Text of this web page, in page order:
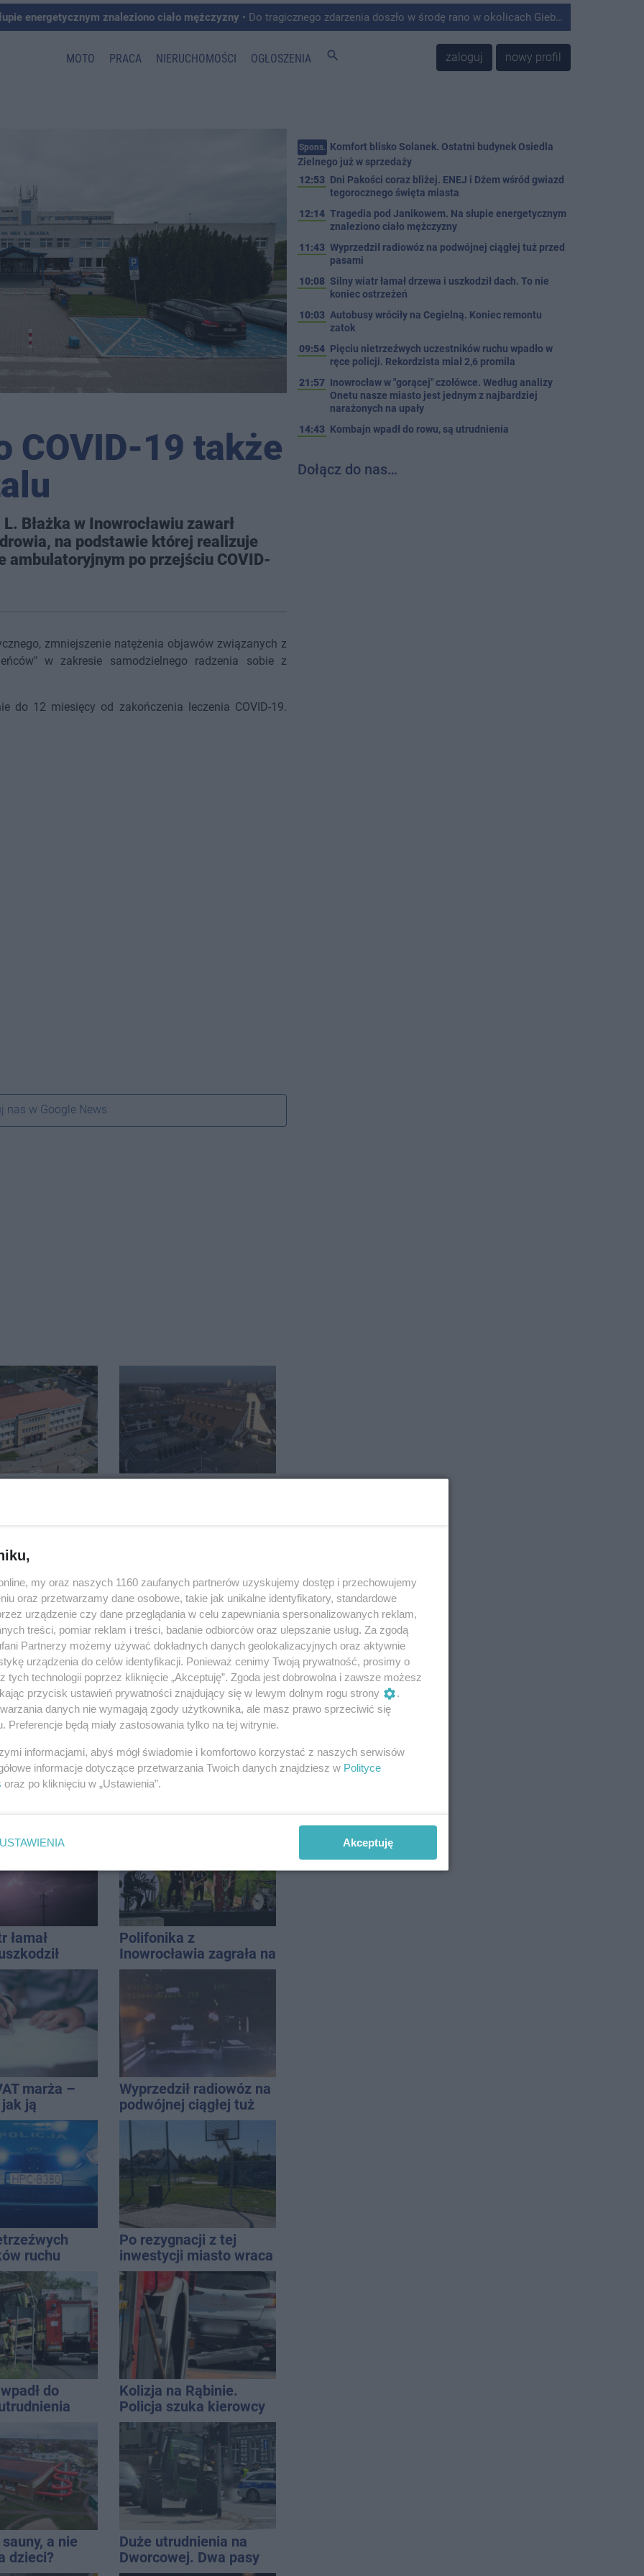
energetycznym znaleziono ciało mężczyzny • Do tragicznego zdarzenia doszło w środę rano w okolicach Giebni koło Janikowa. Wówczas na słupie energetycznym odnaleziono ciało mężczyzny.
MOTO PRACA NIERUCHOMOŚCI OGŁOSZENIA search zaloguj nowy profil
COVID-19 także
Błażka w Inowrocławiu zawarł
na podstawie której realizuje
po przejściu COVID-
zmniejszenie natężenia objawów związanych z
w zakresie samodzielnego radzenia sobie z
do 12 miesięcy od zakończenia leczenia COVID-19.
nas w Google News
sali
Hala się zmienia.
ucierpiał
była
strażaków
Reklamy w centrum.
Jego zdaniem Marcin
Wroński jest w błędzie
[akt.]
na
Ruszyła modernizacja
łamał
koniec
Polifonika z
Inowrocławia zagrała na
Harendzie. Muzyczny
hołd dla Jana
marża –
ją
jak rozliczyć
Wyprzedził radiowóz na
podwójnej ciągłej tuż
przed pasami
ruchu
policji.
miał 2,6
Po rezygnacji z tej
inwestycji miasto wraca
do tematu
do
Kolizja na Rąbinie.
Policja szuka kierowcy
Golfa
a nie
dzieci?
Duże utrudnienia na
Dworcowej. Dwa pasy
Spons. Komfort blisko Solanek. Ostatni budynek Osiedla
Zielnego już w sprzedaży
12:53 Dni Pakości coraz bliżej. ENEJ i Dżem wśród gwiazd
tegorocznego święta miasta
12:14 Tragedia pod Janikowem. Na słupie energetycznym
znaleziono ciało mężczyzny
11:43 Wyprzedził radiowóz na podwójnej ciągłej tuż przed
pasami
10:08 Silny wiatr łamał drzewa i uszkodził dach. To nie
koniec ostrzeżeń
10:03 Autobusy wróciły na Cegielną. Koniec remontu
zatok
09:54 Pięciu nietrzeźwych uczestników ruchu wpadło w
ręce policji. Rekordzista miał 2,6 promila
21:57 Inowrocław w "gorącej" czołówce. Według analizy
Onetu nasze miasto jest jednym z najbardziej
narażonych na upały
14:43 Kombajn wpadł do rowu, są utrudnienia
Dołącz do nas…
my oraz naszych 1160 zaufanych partnerów uzyskujemy dostęp i przechowujemy
oraz przetwarzamy dane osobowe, takie jak unikalne identyfikatory, standardowe
urządzenie czy dane przeglądania w celu zapewniania spersonalizowanych reklam,
treści, pomiar reklam i treści, badanie odbiorców oraz ulepszanie usług. Za zgodą
Partnerzy możemy używać dokładnych danych geolokalizacyjnych oraz aktywnie
urządzenia do celów identyfikacji. Ponieważ cenimy Twoją prywatność, prosimy o
tych technologii poprzez kliknięcie „Akceptuję”. Zgoda jest dobrowolna i zawsze możesz
przycisk ustawień prywatności znajdujący się w lewym dolnym rogu strony
.
danych nie wymagają zgody użytkownika, ale masz prawo sprzeciwić się
Preferencje będą miały zastosowania tylko na tej witrynie.
informacjami, abyś mógł świadomie i komfortowo korzystać z naszych serwisów
informacje dotyczące przetwarzania Twoich danych znajdziesz w Polityce
oraz po kliknięciu w „Ustawienia”.
USTAWIENIA Akceptuję